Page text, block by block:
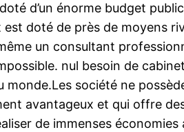
d’un énorme budget
est doté de près de moyens
un consultant
nul besoin de
société ne
avantageux et qui offre
de immenses